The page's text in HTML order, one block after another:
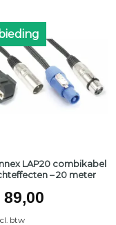
LAP20 combikabel
– 20 meter
prijs
89,00Huidige
btw